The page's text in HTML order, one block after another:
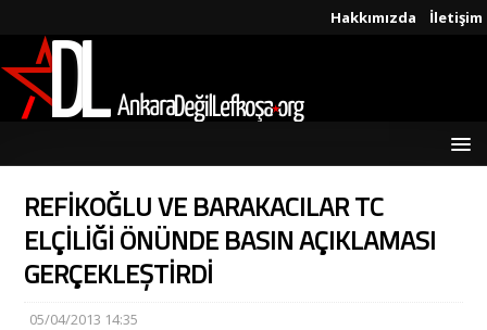
Hakkımızda İletişim
REFİKOĞLU VE BARAKACILAR TC
ELÇİLİĞİ ÖNÜNDE BASIN AÇIKLAMASI
GERÇEKLEŞTİRDİ
05/04/2013 14:35